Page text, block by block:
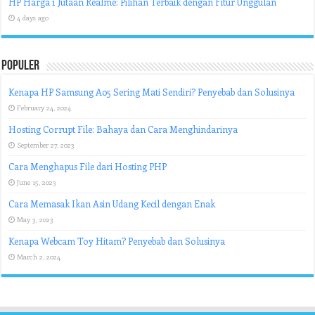
4 days ago
Populer
Kenapa HP Samsung A05 Sering Mati Sendiri? Penyebab dan Solusinya
February 24, 2024
Hosting Corrupt File: Bahaya dan Cara Menghindarinya
September 27, 2023
Cara Menghapus File dari Hosting PHP
June 15, 2023
Cara Memasak Ikan Asin Udang Kecil dengan Enak
May 3, 2023
Kenapa Webcam Toy Hitam? Penyebab dan Solusinya
March 2, 2024